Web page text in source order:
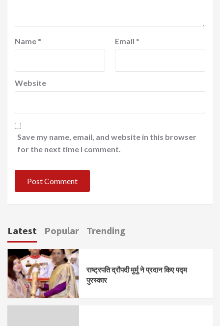
Name * Email *
Website
Save my name, email, and website in this browser
for the next time I comment.
Latest Popular Trending
राष्ट्रपति द्रौपदी मुर्मु ने प्रदान किए पद्म
पुरस्कार